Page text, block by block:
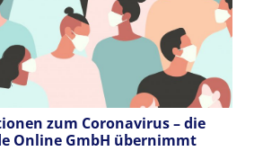
zum Coronavirus – die
Online GmbH übernimmt